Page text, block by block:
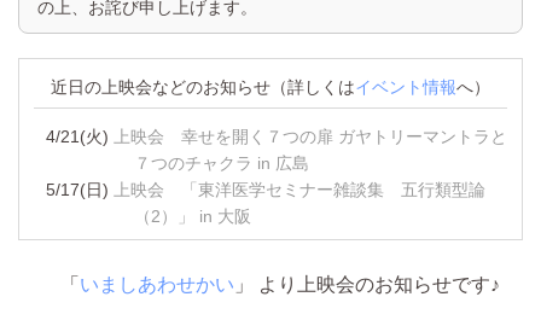
の上、お詫び申し上げます。
近日の上映会などのお知らせ（詳しくはイベント情報へ）
4/21(火) 上映会 幸せを開く７つの扉 ガヤトリーマントラと
７つのチャクラ in 広島
5/17(日) 上映会 「東洋医学セミナー雑談集 五行類型論
（2）」 in 大阪
「 いましあわせかい 」 より上映会のお知らせです♪